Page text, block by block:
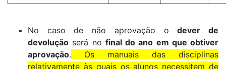
No caso de não aprovação odever de
devolução será no final do ano em que obtiver
aprovação. Os manuais das disciplinas
relativamente às quais os alunos necessitem de